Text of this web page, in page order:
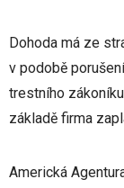
Dohoda má ze
v podobě
trestního
základě firma
Americká